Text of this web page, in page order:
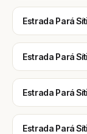
Estrada Pará
Estrada Pará
Estrada Pará
Estrada Pará